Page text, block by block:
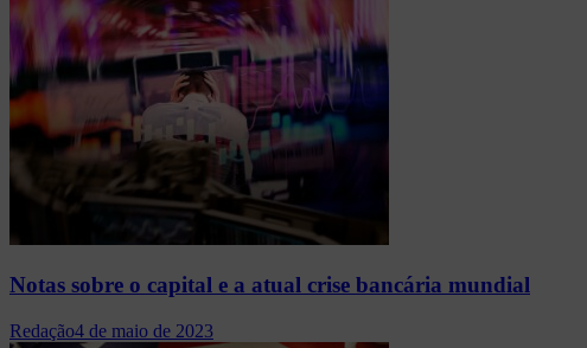
Notas sobre o capital e a atual crise bancária mundial
Redação4 de maio de 2023